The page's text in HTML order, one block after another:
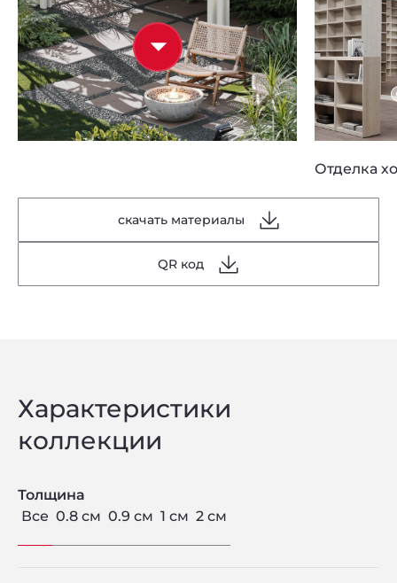
Отделка
скачать материалы
QR код
Характеристики
коллекции
Толщина
Все 0.8 см 0.9 см 1 см 2 см